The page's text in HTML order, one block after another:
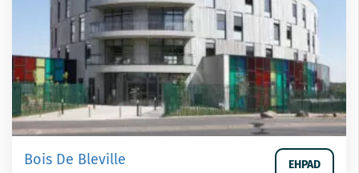
Bois De Bleville EHPAD